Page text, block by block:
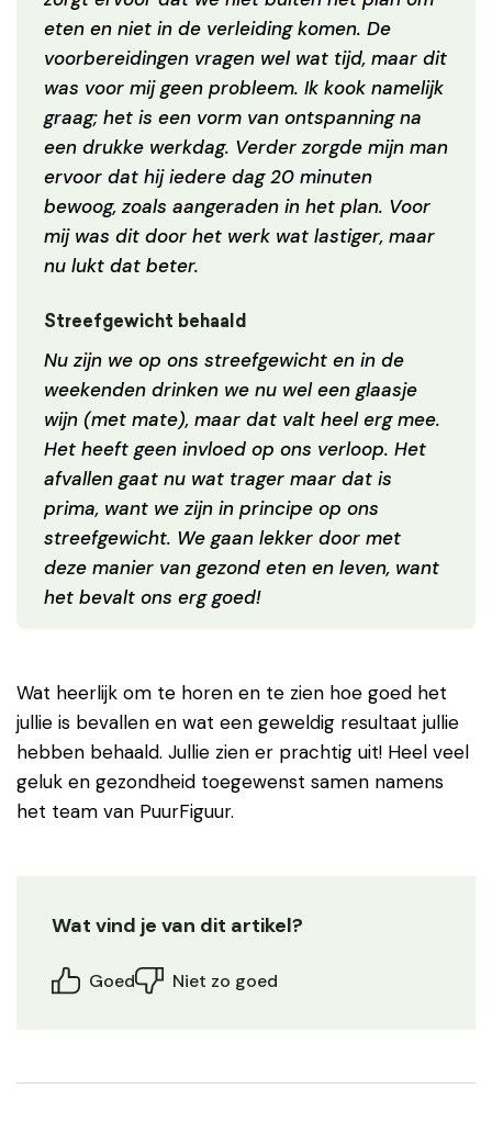
eten en niet in de verleiding komen. De
voorbereidingen vragen wel wat tijd, maar dit
was voor mij geen probleem. Ik kook namelijk
graag; het is een vorm van ontspanning na
een drukke werkdag. Verder zorgde mijn man
ervoor dat hij iedere dag 20 minuten
bewoog, zoals aangeraden in het plan. Voor
mij was dit door het werk wat lastiger, maar
nu lukt dat beter.
Streefgewicht behaald
Nu zijn we op ons streefgewicht en in de
weekenden drinken we nu wel een glaasje
wijn (met mate), maar dat valt heel erg mee.
Het heeft geen invloed op ons verloop. Het
afvallen gaat nu wat trager maar dat is
prima, want we zijn in principe op ons
streefgewicht. We gaan lekker door met
deze manier van gezond eten en leven, want
het bevalt ons erg goed!
Wat heerlijk om te horen en te zien hoe goed het
jullie is bevallen en wat een geweldig resultaat jullie
hebben behaald. Jullie zien er prachtig uit! Heel veel
geluk en gezondheid toegewenst samen namens
het team van PuurFiguur.
Wat vind je van dit artikel?
Goed Niet zo goed